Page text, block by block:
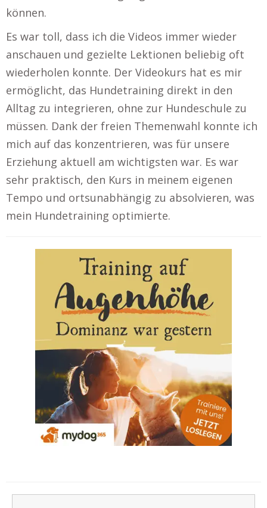
können.
Es war toll, dass ich die Videos immer wieder
anschauen und gezielte Lektionen beliebig oft
wiederholen konnte. Der Videokurs hat es mir
ermöglicht, das Hundetraining direkt in den
Alltag zu integrieren, ohne zur Hundeschule zu
müssen. Dank der freien Themenwahl konnte ich
mich auf das konzentrieren, was für unsere
Erziehung aktuell am wichtigsten war. Es war
sehr praktisch, den Kurs in meinem eigenen
Tempo und ortsunabhängig zu absolvieren, was
mein Hundetraining optimierte.